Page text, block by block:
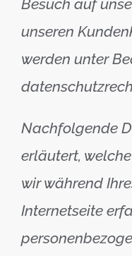
Besuch auf
unseren
werden unter
Nachfolgende
erläutert,
wir während
Internetseite